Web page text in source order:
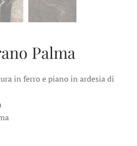
Palma
in ferro e piano in ardesia di